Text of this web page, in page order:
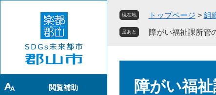
で
す
ば
し
閲覧補助
現在地 トップページ > 組
足あと 障がい福祉課所管
障がい福